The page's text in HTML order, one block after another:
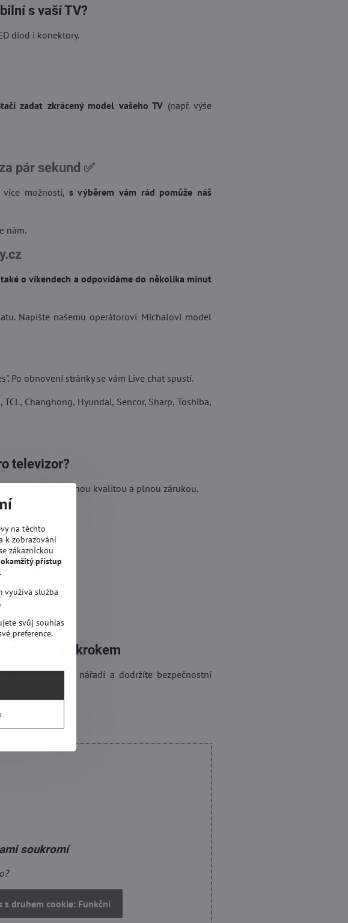
s vaší TV?
diod i konektory.
zadat zkrácený model vašeho TV (např. výše
pár sekund ✅
možností, s výběrem vám rád pomůže náš
nám.
o víkendech a odpovídáme do několika minut
Napište našemu operátorovi Michalovi model
Po obnovení stránky se vám Live chat spustí.
Changhong, Hyundai, Sencor, Sharp, Toshiba,
televizor?
produkty s ověřenou kvalitou a plnou zárukou.
a krok za krokem
potřebné nářadí a dodržíte bezpečnostní
níže.
soukromí
druhem cookie: Funkční
na těchto
k zobrazování
zákaznickou
přístup
využívá služba
svůj souhlas
preference.